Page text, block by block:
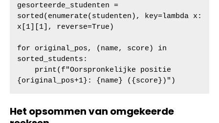
gesorteerde_studenten =
sorted(enumerate(studenten), key=lambda x:
x[1][1], reverse=True)
for original_pos, (name, score) in
sorted_students:
{original_pos+1}: {name} ({score})")
Het opsommen van omgekeerde